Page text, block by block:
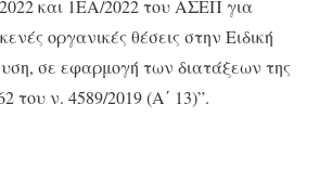
και 1ΕΑ/2022 του ΑΣΕΠ για
οργανικές θέσεις στην Ειδική
σε εφαρμογή των διατάξεων της
του ν. 4589/2019 (Α΄ 13)”.